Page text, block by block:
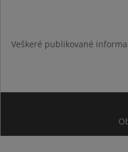
Veškeré publikované